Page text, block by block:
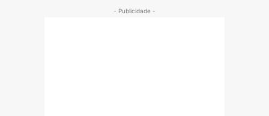
- Publicidade -